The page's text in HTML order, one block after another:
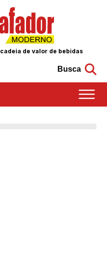
cadeia de valor de bebidas
Busca